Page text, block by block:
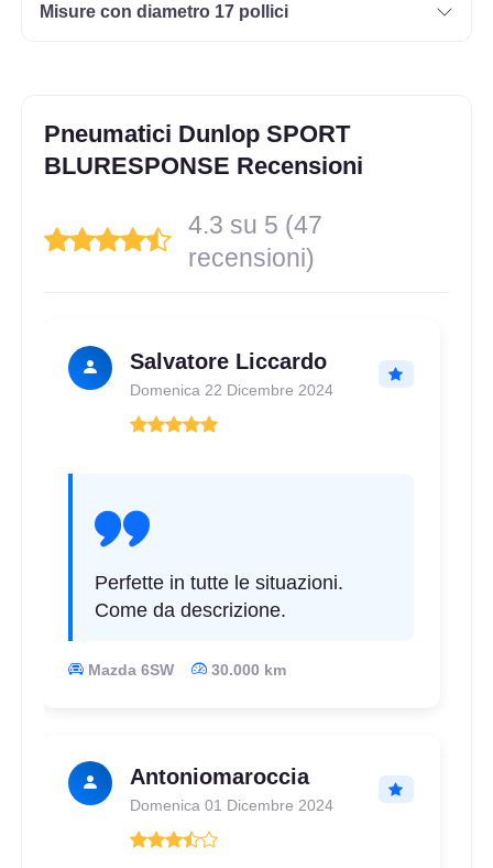
Misure con diametro 17 pollici
Pneumatici Dunlop SPORT
BLURESPONSE Recensioni
4.3 su 5 (47
recensioni)
Salvatore Liccardo
Domenica 22 Dicembre 2024
Perfette in tutte le situazioni.
Come da descrizione.
Mazda 6SW 30.000 km
Antoniomaroccia
Domenica 01 Dicembre 2024